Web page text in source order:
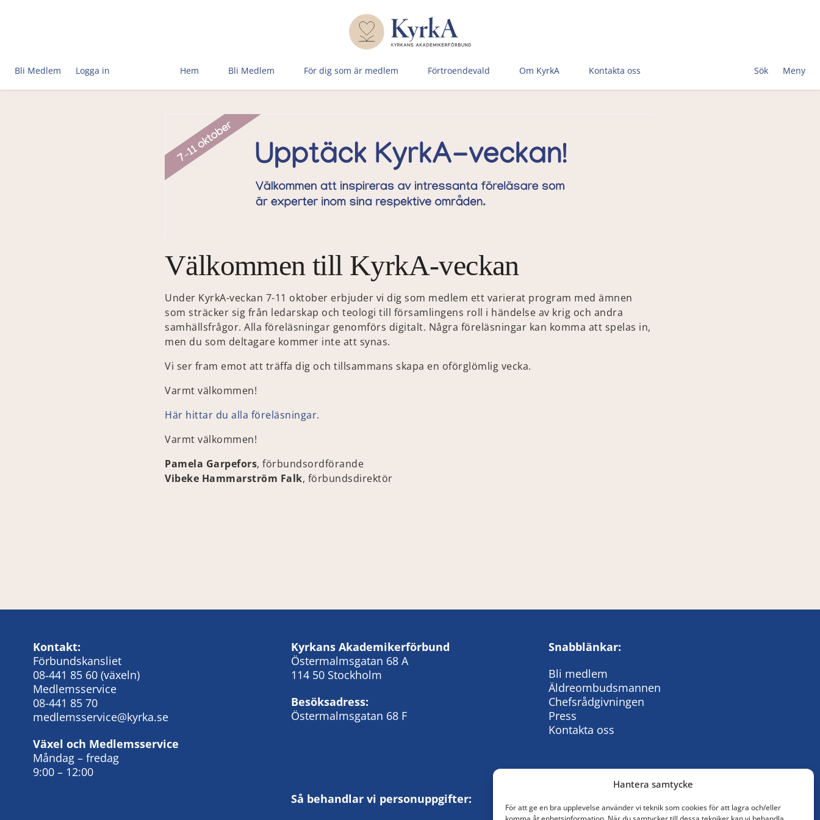
Hantera samtycke
För att ge en bra upplevelse använder vi teknik som cookies för att lagra och/eller
Bli Medlem Logga in Hem Bli Medlem För dig som är medlem Förtroen­devald Om KyrkA Kontakta oss Sök Meny
Välkommen till KyrkA-veckan
Under KyrkA-veckan 7-11 oktober erbjuder vi dig som medlem ett varierat program med ämnen
som sträcker sig från ledarskap och teologi till församlingens roll i händelse av krig och andra
samhällsfrågor. Alla föreläsningar genomförs digitalt. Några föreläsningar kan komma att spelas in,
men du som deltagare kommer inte att synas.
Vi ser fram emot att träffa dig och tillsammans skapa en oförglömlig vecka.
Varmt välkommen!
Här hittar du alla föreläsningar.
Varmt välkommen!
Pamela Garpefors, förbundsordförande
Vibeke Hammarström Falk, förbundsdirektör
Kontakt:
Förbundskansliet
08‑441 85 60 (växeln)
Medlemsservice
08-441 85 70
medlemsservice@kyrka.se
Växel och Medlemsservice
Måndag – fredag
9:00 – 12:00
Kyrkans Akademikerförbund
Östermalmsgatan 68 A
114 50 Stockholm
Besöksadress:
Östermalmsgatan 68 F
Snabblänkar:
Bli medlem
Äldreombudsmannen
Chefsrådgivningen
Press
Kontakta oss
Så behandlar vi personuppgifter: